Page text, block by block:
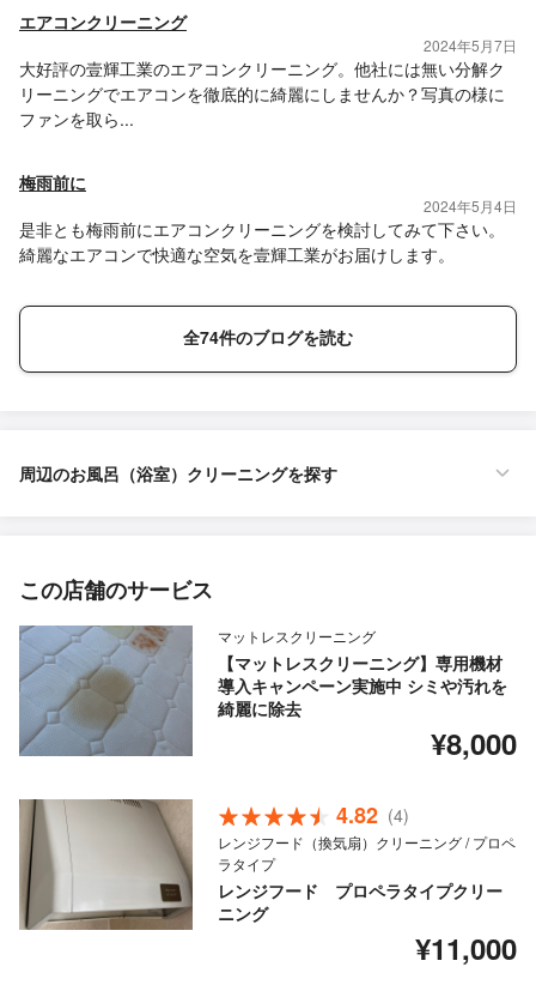
エアコンクリーニング
2024年5月7日
大好評の壹輝工業のエアコンクリーニング。他社には無い分解ク
リーニングでエアコンを徹底的に綺麗にしませんか？写真の様に
ファンを取ら...
梅雨前に
2024年5月4日
是非とも梅雨前にエアコンクリーニングを検討してみて下さい。
綺麗なエアコンで快適な空気を壹輝工業がお届けします。
全74件のブログを読む
周辺のお風呂（浴室）クリーニングを探す
この店舗のサービス
マットレスクリーニング
【マットレスクリーニング】専用機材
導入キャンペーン実施中 シミや汚れを
綺麗に除去
¥8,000
4.82 (4)
レンジフード（換気扇）クリーニング / プロペ
ラタイプ
レンジフード プロペラタイプクリー
ニング
¥11,000